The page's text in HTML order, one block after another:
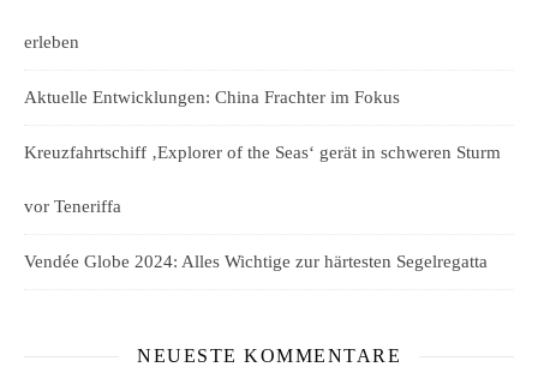
erleben
Aktuelle Entwicklungen: China Frachter im Fokus
Kreuzfahrtschiff ‚Explorer of the Seas‘ gerät in schweren Sturm
vor Teneriffa
Vendée Globe 2024: Alles Wichtige zur härtesten Segelregatta
NEUESTE KOMMENTARE